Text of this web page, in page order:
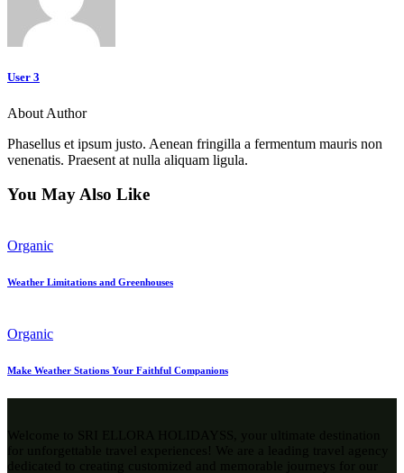
User 3
About Author
Phasellus et ipsum justo. Aenean fringilla a fermentum mauris non
venenatis. Praesent at nulla aliquam ligula.
You May Also Like
Organic
Weather Limitations and Greenhouses
Organic
Make Weather Stations Your Faithful Companions